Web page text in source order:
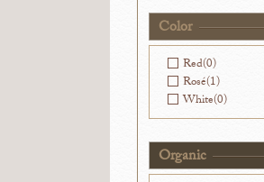
Virginia(0)
Washington(0)
Color
Red(0)
Rosé(1)
White(0)
Organic